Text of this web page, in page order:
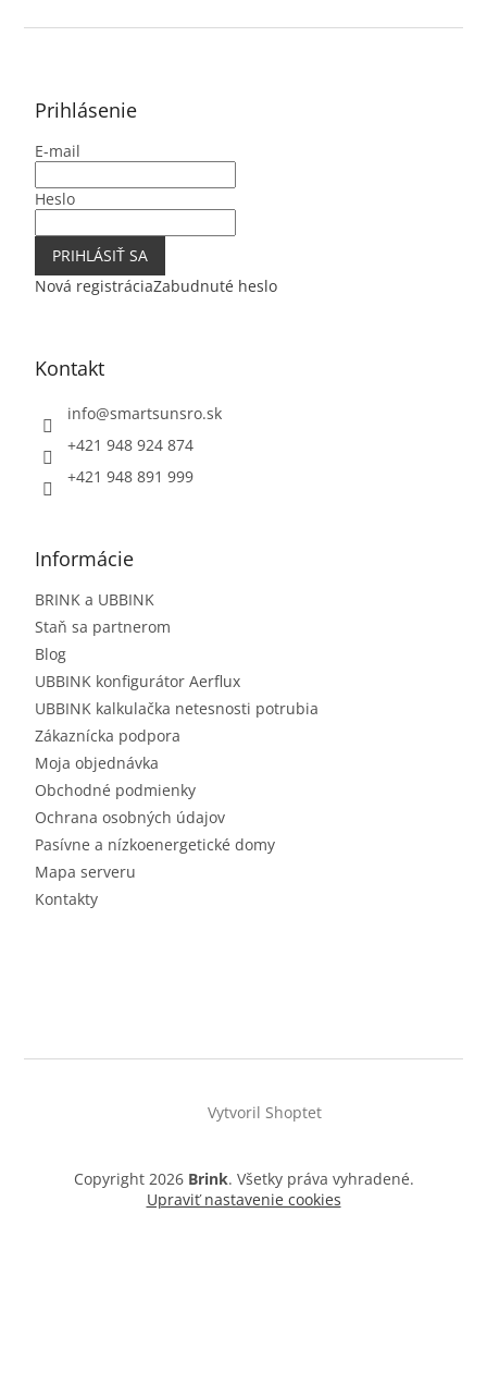
Prihlásenie
E-mail
Heslo
PRIHLÁSIŤ SA
Nová registráciaZabudnuté heslo
Kontakt
info@smartsunsro.sk
+421 948 924 874
+421 948 891 999
Informácie
BRINK a UBBINK
Staň sa partnerom
Blog
UBBINK konfigurátor Aerflux
UBBINK kalkulačka netesnosti potrubia
Zákaznícka podpora
Moja objednávka
Obchodné podmienky
Ochrana osobných údajov
Pasívne a nízkoenergetické domy
Mapa serveru
Kontakty
Vytvoril Shoptet
Copyright 2026 Brink. Všetky práva vyhradené.
Upraviť nastavenie cookies